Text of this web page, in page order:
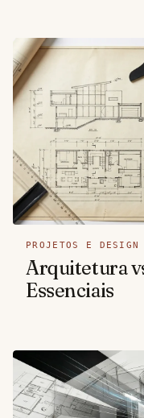
PROJETOS E DESIGN
Arquitetura
Essenciais